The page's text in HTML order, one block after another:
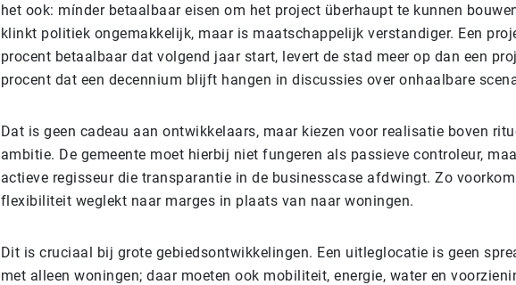
het ook: mínder betaalbaar eisen om het project überhaupt te kunnen
klinkt politiek ongemakkelijk, maar is maatschappelijk verstandiger. Een
procent betaalbaar dat volgend jaar start, levert de stad meer op dan een
procent dat een decennium blijft hangen in discussies over onhaalbare
Dat is geen cadeau aan ontwikkelaars, maar kiezen voor realisatie boven
ambitie. De gemeente moet hierbij niet fungeren als passieve controleur,
actieve regisseur die transparantie in de businesscase afdwingt. Zo
flexibiliteit weglekt naar marges in plaats van naar woningen.
Dit is cruciaal bij grote gebiedsontwikkelingen. Een uitleglocatie is geen
met alleen woningen; daar moeten ook mobiliteit, energie, water en